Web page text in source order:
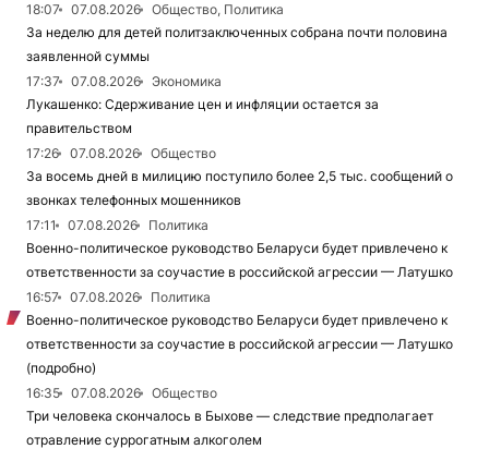
18:07
07.08.2026
Общество, Политика
За неделю для детей политзаключенных собрана почти половина
заявленной суммы
17:37
07.08.2026
Экономика
Лукашенко: Сдерживание цен и инфляции остается за
правительством
17:26
07.08.2026
Общество
За восемь дней в милицию поступило более 2,5 тыс. сообщений о
звонках телефонных мошенников
17:11
07.08.2026
Политика
Военно-политическое руководство Беларуси будет привлечено к
ответственности за соучастие в российской агрессии — Латушко
16:57
07.08.2026
Политика
Военно-политическое руководство Беларуси будет привлечено к
ответственности за соучастие в российской агрессии — Латушко
(подробно)
16:35
07.08.2026
Общество
Три человека скончалось в Быхове — следствие предполагает
отравление суррогатным алкоголем